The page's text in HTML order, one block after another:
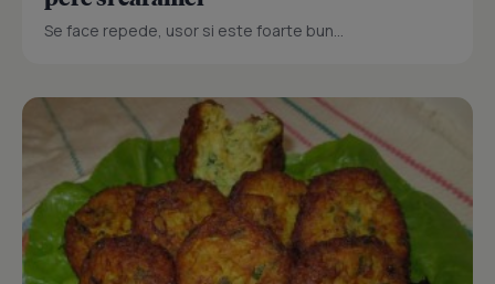
Se face repede, usor si este foarte bun...